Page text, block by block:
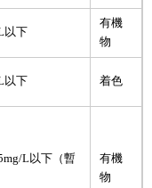
以下
有機
物
以下 着色
L以下（暫
有機
物